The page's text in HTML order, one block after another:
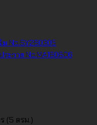
(5 ตรม.)